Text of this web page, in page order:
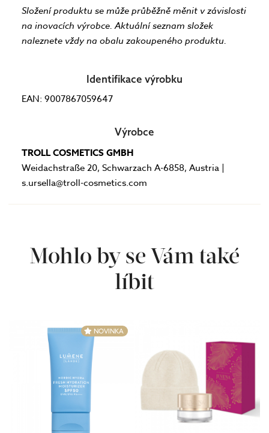
Složení produktu se může průběžně měnit v závislosti
na inovacích výrobce. Aktuální seznam složek
naleznete vždy na obalu zakoupeného produktu.
Identifikace výrobku
EAN: 9007867059647
Výrobce
TROLL COSMETICS GMBH
Weidachstraße 20, Schwarzach A-6858, Austria |
s.ursella@troll-cosmetics.com
Mohlo by se Vám také
líbit